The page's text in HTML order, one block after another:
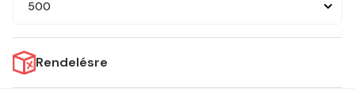
500
Rendelésre